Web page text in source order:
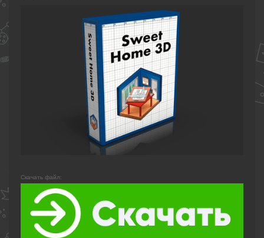
Скачать файл: